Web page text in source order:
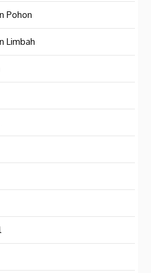
Pohon
Limbah